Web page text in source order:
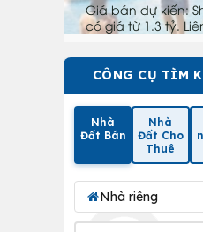
Giá bán dự kiến:
có giá từ 1.3 tỷ.
CÔNG CỤ TÌM
Nhà
Đất Bán
Nhà
Đất Cho
Thuê
Nhà riêng